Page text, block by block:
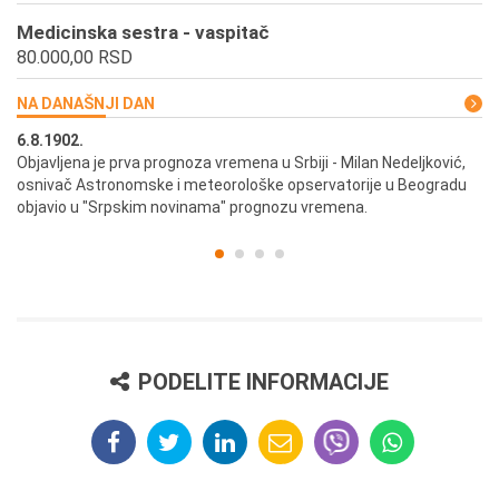
Medicinska sestra - vaspitač
80.000,00 RSD
NA DANAŠNJI DAN
6.8.1902.
Objavljena je prva prognoza vremena u Srbiji - Milan Nedeljković,
osnivač Astronomske i meteorološke opservatorije u Beogradu
objavio u "Srpskim novinama" prognozu vremena.
PODELITE INFORMACIJE